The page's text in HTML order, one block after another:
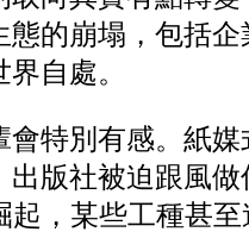
的崩塌，包括
自處。
特別有感。紙
版社被迫跟風
，某些工種甚